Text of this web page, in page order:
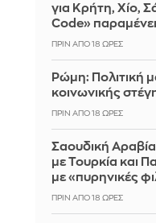
για Κρήτη, Χίο,
Code»
ΠΡΙΝ ΑΠΌ 18 ΏΡΕΣ
Ρώμη: Πολιτική
κοινωνικής
ΠΡΙΝ ΑΠΌ 18 ΏΡΕΣ
Σαουδική
με Τουρκία και
με «πυρηνικές
ΠΡΙΝ ΑΠΌ 18 ΏΡΕΣ